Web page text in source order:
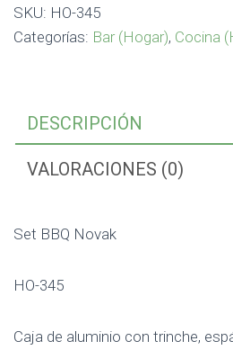
SKU: HO-345
Categorías: Bar (Hogar), Cocina
DESCRIPCIÓN
VALORACIONES (0)
Set BBQ Novak
HO-345
Caja de aluminio con trinche,